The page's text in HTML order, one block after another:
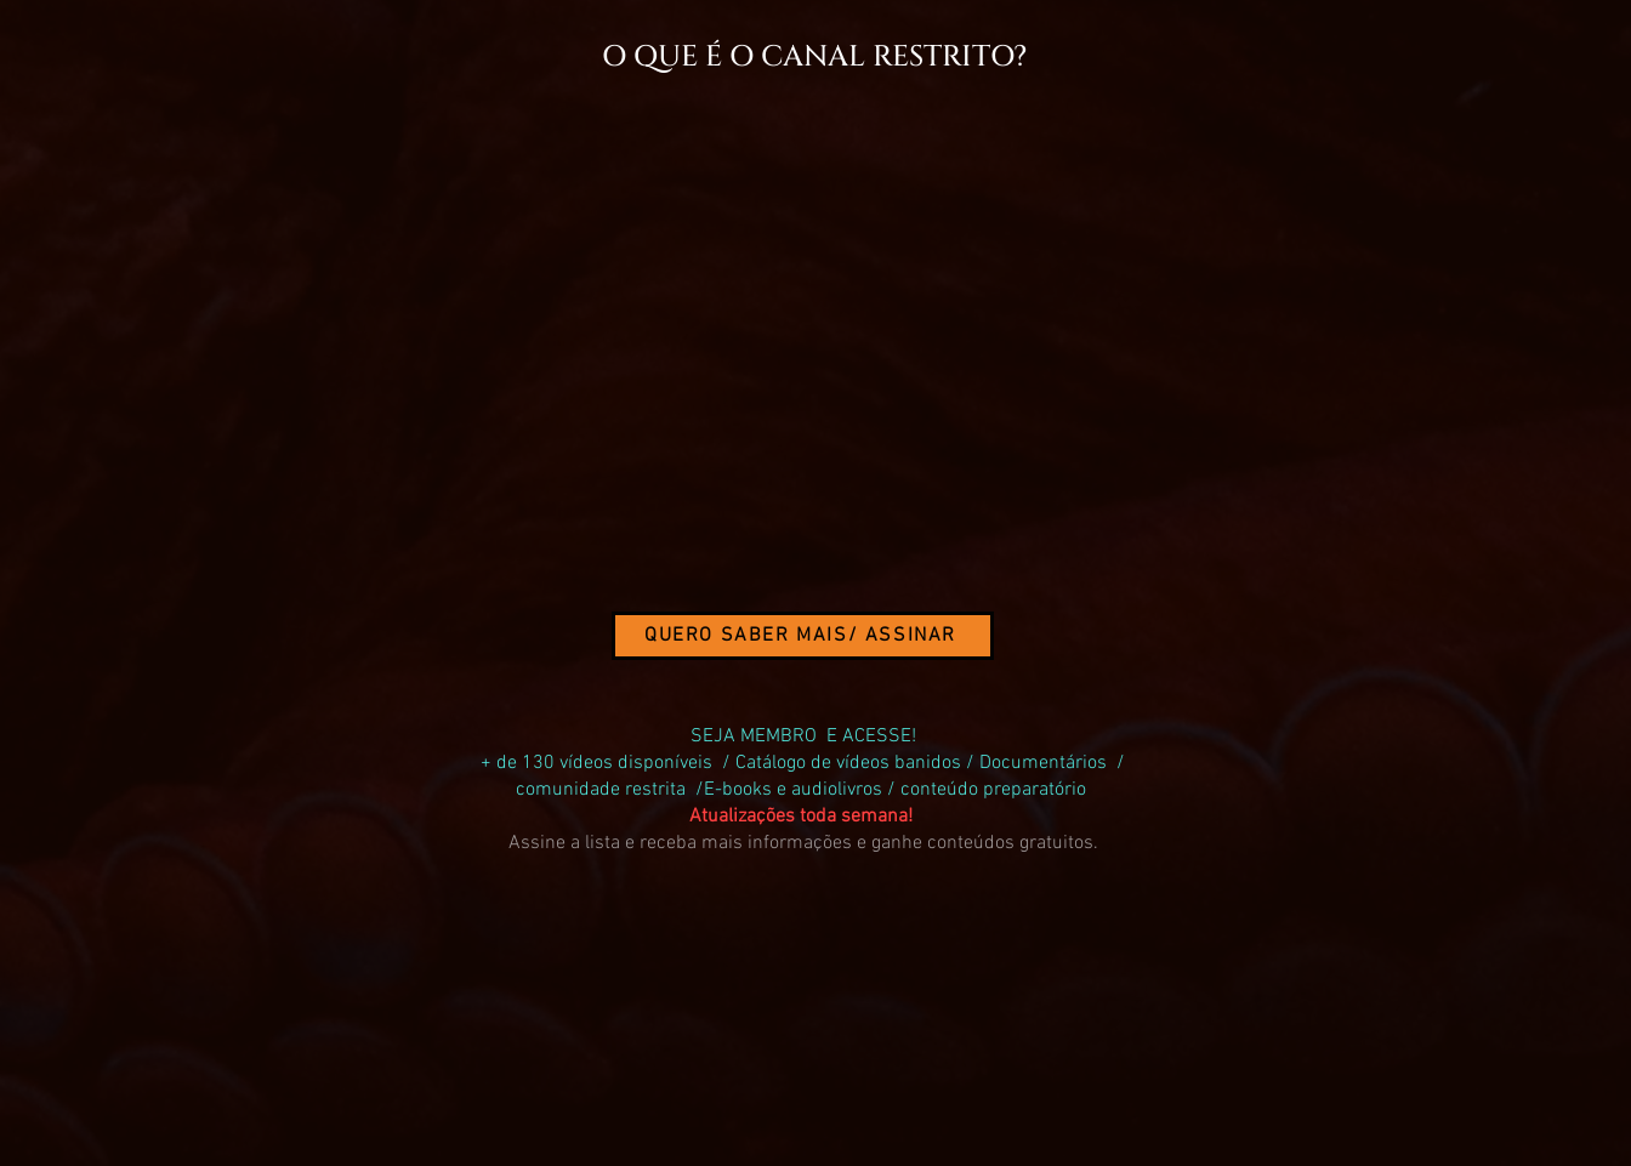
O QUE É O CANAL RESTRITO?
QUERO SABER MAIS/ ASSINAR
SEJA MEMBRO E ACESSE!
+ de 130 vídeos disponíveis / Catálogo de vídeos banidos / Documentários /
comunidade restrita /E-books e audiolivros / conteúdo preparatório
Atualizações toda semana!
Assine a lista e receba mais informações e ganhe conteúdos gratuitos.